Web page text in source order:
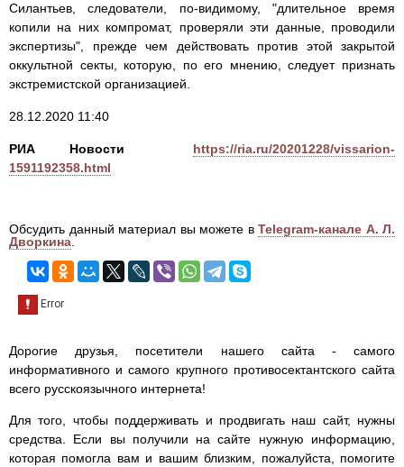
Силантьев, следователи, по-видимому, "длительное время
копили на них компромат, проверяли эти данные, проводили
экспертизы", прежде чем действовать против этой закрытой
оккультной секты, которую, по его мнению, следует признать
экстремистской организацией.
28.12.2020 11:40
РИА Новости
https://ria.ru/20201228/vissarion-
1591192358.html
Обсудить данный материал вы можете в Telegram-канале А. Л.
Дворкина
Дорогие друзья, посетители нашего сайта - самого
информативного и самого крупного противосектантского сайта
всего русскоязычного интернета!
Для того, чтобы поддерживать и продвигать наш сайт, нужны
средства. Если вы получили на сайте нужную информацию,
которая помогла вам и вашим близким, пожалуйста, помогите